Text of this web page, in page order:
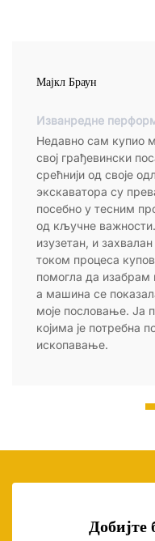
Мајкл Браун
Изванредне
Недавно сам купио
свој грађевински
срећнији од своје
экскаватора су
посебно у тесним
од кључне
изузетан, и
током процеса
помогла да изабрам
а машина се
моје пословање. Ја
којима је потребна
ископавање.
Добијте